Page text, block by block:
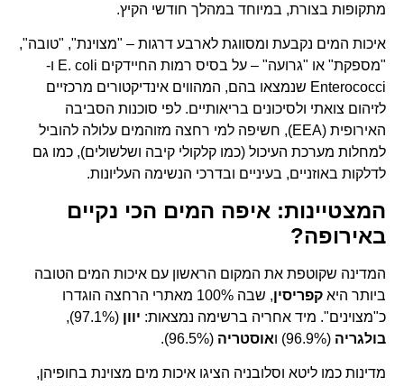
מתקופות בצורת, במיוחד במהלך חודשי הקיץ.
איכות המים נקבעת ומסווגת לארבע דרגות – "מצוינת", "טובה",
"מספקת" או "גרועה" – על בסיס רמות החיידקים E. coli ו-
Enterococci שנמצאו בהם, המהווים אינדיקטורים מרכזיים
לזיהום צואתי ולסיכונים בריאותיים. לפי סוכנות הסביבה
האירופית (EEA), חשיפה למי רחצה מזוהמים עלולה להוביל
למחלות מערכת העיכול (כמו קלקולי קיבה ושלשולים), כמו גם
לדלקות באוזניים, בעיניים ובדרכי הנשימה העליונות.
המצטיינות: איפה המים הכי נקיים
באירופה?
המדינה שקוטפת את המקום הראשון עם איכות המים הטובה
ביותר היא קפריסין
, שבה 100% מאתרי הרחצה הוגדרו
כ"מצוינים". מיד אחריה ברשימה נמצאות: יוון (97.1%),
בולגריה (96.9%) ו אוסטריה (96.5%).
מדינות כמו ליטא וסלובניה הציגו איכות מים מצוינת בחופיהן,